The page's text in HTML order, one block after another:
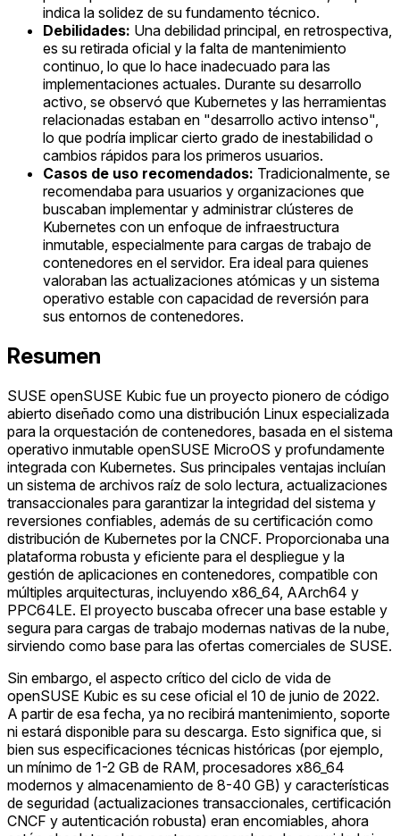
indica la solidez de su fundamento técnico.
Debilidades: Una debilidad principal, en retrospectiva,
es su retirada oficial y la falta de mantenimiento
continuo, lo que lo hace inadecuado para las
implementaciones actuales. Durante su desarrollo
activo, se observó que Kubernetes y las herramientas
relacionadas estaban en "desarrollo activo intenso",
lo que podría implicar cierto grado de inestabilidad o
cambios rápidos para los primeros usuarios.
Casos de uso recomendados: Tradicionalmente, se
recomendaba para usuarios y organizaciones que
buscaban implementar y administrar clústeres de
Kubernetes con un enfoque de infraestructura
inmutable, especialmente para cargas de trabajo de
contenedores en el servidor. Era ideal para quienes
valoraban las actualizaciones atómicas y un sistema
operativo estable con capacidad de reversión para
sus entornos de contenedores.
Resumen
SUSE openSUSE Kubic fue un proyecto pionero de código
abierto diseñado como una distribución Linux especializada
para la orquestación de contenedores, basada en el sistema
operativo inmutable openSUSE MicroOS y profundamente
integrada con Kubernetes. Sus principales ventajas incluían
un sistema de archivos raíz de solo lectura, actualizaciones
transaccionales para garantizar la integridad del sistema y
reversiones confiables, además de su certificación como
distribución de Kubernetes por la CNCF. Proporcionaba una
plataforma robusta y eficiente para el despliegue y la
gestión de aplicaciones en contenedores, compatible con
múltiples arquitecturas, incluyendo x86_64, AArch64 y
PPC64LE. El proyecto buscaba ofrecer una base estable y
segura para cargas de trabajo modernas nativas de la nube,
sirviendo como base para las ofertas comerciales de SUSE.
Sin embargo, el aspecto crítico del ciclo de vida de
openSUSE Kubic es su cese oficial el 10 de junio de 2022.
A partir de esa fecha, ya no recibirá mantenimiento, soporte
ni estará disponible para su descarga. Esto significa que, si
bien sus especificaciones técnicas históricas (por ejemplo,
un mínimo de 1-2 GB de RAM, procesadores x86_64
modernos y almacenamiento de 8-40 GB) y características
de seguridad (actualizaciones transaccionales, certificación
CNCF y autenticación robusta) eran encomiables, ahora